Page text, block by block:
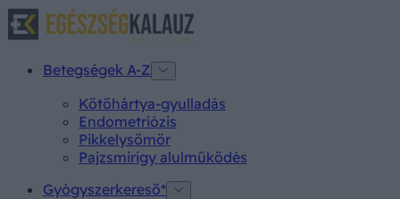
Betegségek A-Z
Kötőhártya-gyulladás
Endometriózis
Pikkelysömör
Pajzsmirigy alulműködés
Gyógyszerkereső*